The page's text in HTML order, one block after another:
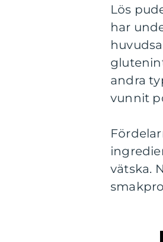
Lös
har
andra
vunnit
vätska.